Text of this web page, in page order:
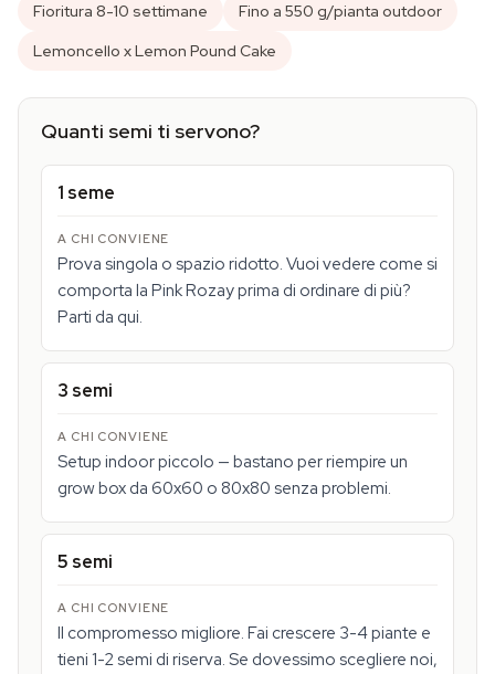
Fioritura 8-10 settimane
Fino a 550 g/pianta outdoor
Lemoncello x Lemon Pound Cake
Quanti semi ti servono?
1 seme
Prova singola o spazio ridotto. Vuoi vedere come si
comporta la Pink Rozay prima di ordinare di più?
Parti da qui.
3 semi
Setup indoor piccolo — bastano per riempire un
grow box da 60x60 o 80x80 senza problemi.
5 semi
Il compromesso migliore. Fai crescere 3-4 piante e
tieni 1-2 semi di riserva. Se dovessimo scegliere noi,